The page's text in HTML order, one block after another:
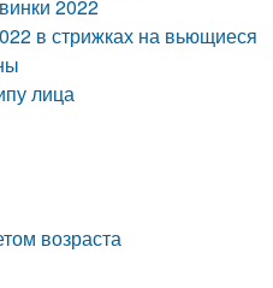
2022
в стрижках на вьющиеся
лица
возраста